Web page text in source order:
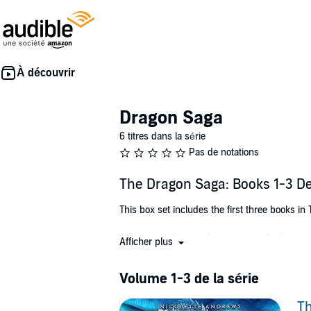
Dragon Saga
6 titres dans la série
Pas de notations
The Dragon Saga: Books 1-3
This box set includes the first three books in
An arrogant dragon. A smart-mouthed
a princess. When she accidentally awakens
The god is a fake. For 500 years, the
Afficher plus
Volume 1-3 de la série